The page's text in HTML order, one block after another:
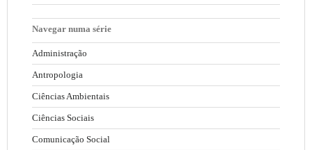
Navegar numa série
Administração
Antropologia
Ciências Ambientais
Ciências Sociais
Comunicação Social